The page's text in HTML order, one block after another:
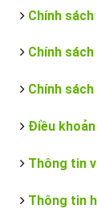
Chính
Chính
Chính
Điều
Thông tin
Thông tin